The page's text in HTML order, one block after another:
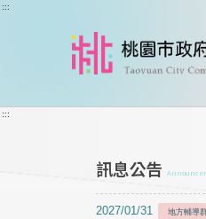
跳到主要內容
:::
:::
訊息公告
2027/01/31 地方輔導